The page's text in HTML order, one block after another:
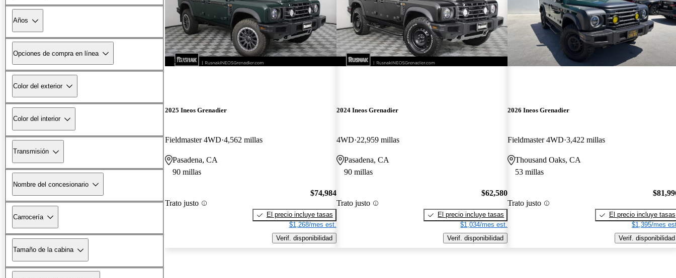
Años
Opciones de compra en línea
Color del exterior
Color del interior
Transmisión
Nombre del concesionario
Carrocería
Tamaño de la cabina
¡Nuevo!
2025 Ineos Grenadier
Fieldmaster 4WD 4,562 millas
Pasadena, CA
90 millas
Trato justo
$74,984
El precio incluye tasas
$1,268/mes est.
Verif. disponibilidad
2024 Ineos Grenadier
4WD 22,959 millas
Pasadena, CA
90 millas
Trato justo
$62,580
El precio incluye tasas
$1,034/mes est.
Verif. disponibilidad
2026 Ineos Grenadier
Fieldmaster 4WD 3,422 millas
Thousand Oaks, CA
53 millas
Trato justo
El precio incluye tasas
$1,395/mes
Verif. disponibilidad